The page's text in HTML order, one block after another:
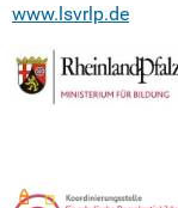
www.lsvrlp.de